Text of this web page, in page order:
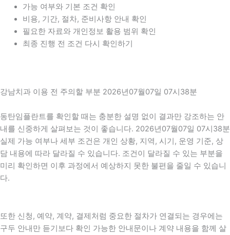
가능 여부와 기본 조건 확인
비용, 기간, 절차, 준비사항 안내 확인
필요한 자료와 개인정보 활용 범위 확인
최종 진행 전 조건 다시 확인하기
강남치과 이용 전 주의할 부분 2026년07월07일 07시38분
동탄임플란트를 확인할 때는 충분한 설명 없이 결과만 강조하는 안
내를 신중하게 살펴보는 것이 좋습니다. 2026년07월07일 07시38분
실제 가능 여부나 세부 조건은 개인 상황, 지역, 시기, 운영 기준, 상
담 내용에 따라 달라질 수 있습니다. 조건이 달라질 수 있는 부분을
미리 확인하면 이후 과정에서 예상하지 못한 불편을 줄일 수 있습니
다.
또한 신청, 예약, 계약, 결제처럼 중요한 절차가 연결되는 경우에는
구두 안내만 듣기보다 확인 가능한 안내문이나 계약 내용을 함께 살